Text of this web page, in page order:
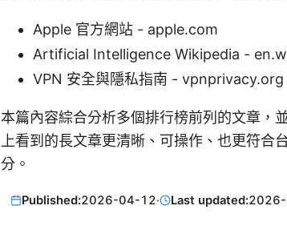
Apple 官方網站 - apple.com
Artificial Intelligence Wikipedia -
VPN 安全與隱私指南 - vpnprivacy.org
本篇內容綜合分析多個排行榜前列的文章，
上看到的長文章更清晰、可操作、也更符
分。
Published:2026-04-12· Last updated: